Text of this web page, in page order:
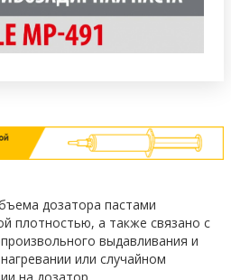
дозатора пастами
плотностью, а также связано с
выдавливания и
или случайном
на дозатор.